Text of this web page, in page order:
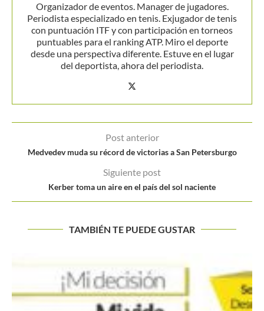
Organizador de eventos. Manager de jugadores.
Periodista especializado en tenis. Exjugador de tenis
con puntuación ITF y con participación en torneos
puntuables para el ranking ATP. Miro el deporte
desde una perspectiva diferente. Estuve en el lugar
del deportista, ahora del periodista.
Post anterior
Medvedev muda su récord de victorias a San Petersburgo
Siguiente post
Kerber toma un aire en el país del sol naciente
TAMBIÉN TE PUEDE GUSTAR